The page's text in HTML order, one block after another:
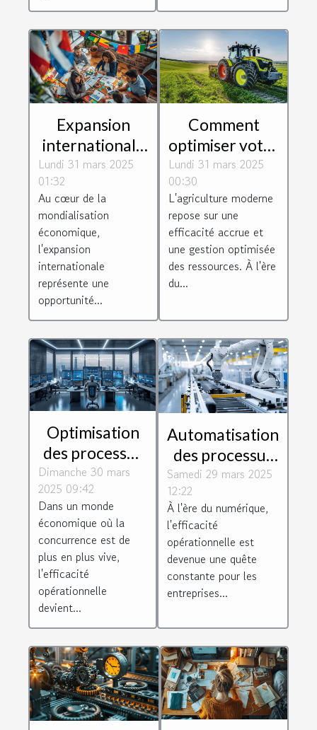
Expansion
internationale
pour les PMEs
stratégies pour
surmonter les
barrières
culturelles et
linguistiques
Lundi 31 mars 2025
01:32
Au cœur de la
mondialisation
économique,
l'expansion
internationale
représente une
opportunité...
Comment
optimiser votre
exploitation
agricole avec
des
équipements
modernes
Lundi 31 mars 2025
00:30
L'agriculture moderne
repose sur une
efficacité accrue et
une gestion optimisée
des ressources. À l'ère
du...
Optimisation
des processus
d'affaires pour
maximiser
l'efficacité
opérationnelle
Dimanche 30 mars
2025 09:42
Dans un monde
économique où la
concurrence est de
plus en plus vive,
l'efficacité
opérationnelle
devient...
Automatisation
des processus
d'affaires
augmenter
l'efficacité
opérationnelle
dans votre
entreprise
Samedi 29 mars 2025
12:22
À l'ère du numérique,
l'efficacité
opérationnelle est
devenue une quête
constante pour les
entreprises...